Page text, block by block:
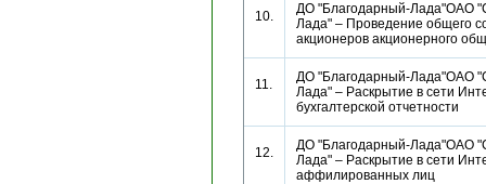
10.
ДО "Благодарный-Лада"ОАО
Лада" – Проведение общего
акционеров акционерного
11.
ДО "Благодарный-Лада"ОАО
Лада" – Раскрытие в сети
бухгалтерской отчетности
12.
ДО "Благодарный-Лада"ОАО
Лада" – Раскрытие в сети
аффилированных лиц